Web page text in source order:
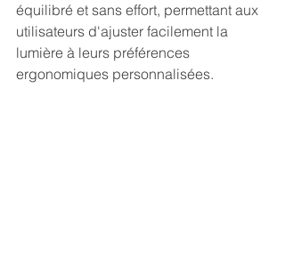
équilibré et sans effort, permettant aux
utilisateurs d'ajuster facilement la
lumière à leurs préférences
ergonomiques personnalisées.